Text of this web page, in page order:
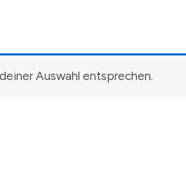
Auswahl entsprechen.